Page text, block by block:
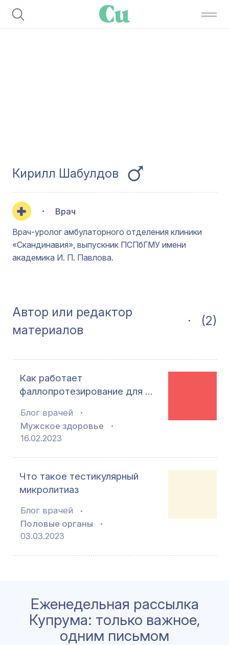
Кирилл Шабулдов
Врач
Врач-уролог амбулаторного отделения клиники
«Скандинавия», выпускник ПСПбГМУ имени
академика И. П. Павлова.
Автор или редактор
материалов
(2)
Как работает
фаллопротезирование для …
Блог врачей
Мужское здоровье
16.02.2023
Что такое тестикулярный
микролитиаз
Блог врачей
Половые органы
03.03.2023
Еженедельная рассылка
Купрума: только важное,
одним письмом